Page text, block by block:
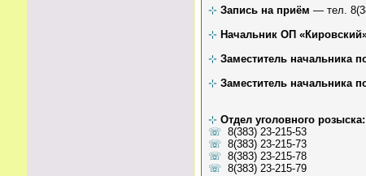
⊹ Запись на приём — тел.
⊹ Начальник ОП
⊹ Заместитель начальника
⊹ Заместитель начальника
⊹ Отдел уголовного розыска:
☏ 8(383) 23-215-53
☏ 8(383) 23-215-73
☏ 8(383) 23-215-78
☏ 8(383) 23-215-79